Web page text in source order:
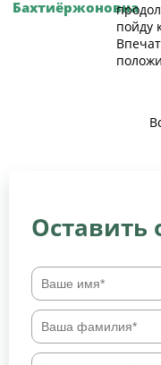
Бахтиёржоновна
пойду
Оставить